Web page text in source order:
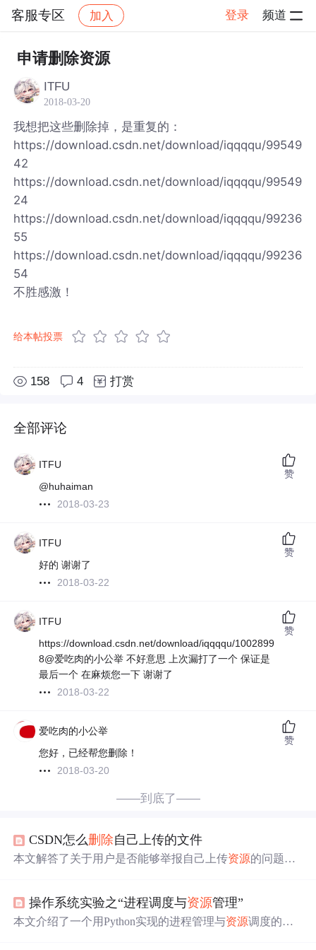
客服专区 加入 登录 频道
社区 客服专区
申请删除资源
ITFU
2018-03-20
我想把这些删除掉，是重复的：
https://download.csdn.net/download/iqqqqu/99549
42
https://download.csdn.net/download/iqqqqu/99549
24
https://download.csdn.net/download/iqqqqu/99236
55
https://download.csdn.net/download/iqqqqu/99236
54
不胜感激！
给本帖投票
158 4 打赏
全部评论
ITFU
@huhaiman
2018-03-23
赞
ITFU
好的 谢谢了
2018-03-22
赞
ITFU
https://download.csdn.net/download/iqqqqu/1002899
8@爱吃肉的小公举 不好意思 上次漏打了一个 保证是
最后一个 在麻烦您一下 谢谢了
2018-03-22
赞
爱吃肉的小公举
您好，已经帮您删除！
2018-03-20
赞
——到底了——
CSDN怎么删除自己上传的文件
本文解答了关于用户是否能够举报自己上传资源的问题，
操作系统实验之“进程调度与资源管理”
本文介绍了一个用Python实现的进程管理与资源调度的模